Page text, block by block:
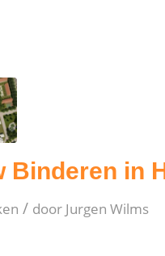
Binderen in
/ door Jurgen Wilms